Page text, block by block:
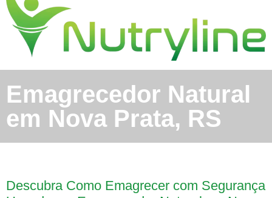
Emagrecedor Natural
em Nova Prata, RS
Descubra Como Emagrecer com Segurança